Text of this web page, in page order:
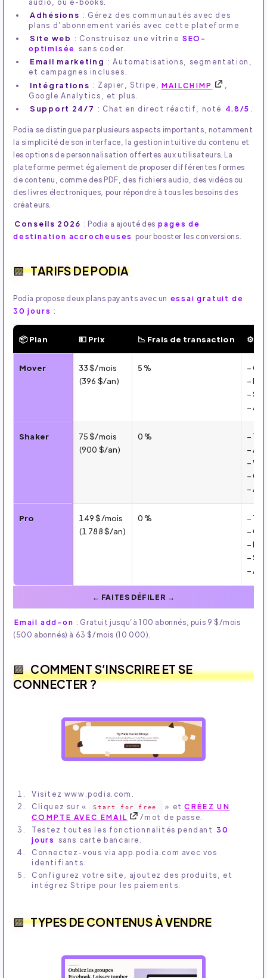
audio, ou e-books.
Adhésions : Gérez des communautés avec des
plans d’abonnement variés avec cette plateforme
Site web : Construisez une vitrine SEO-
optimisée sans coder.
Email marketing : Automatisations, segmentation,
et campagnes incluses.
Intégrations : Zapier, Stripe, MAILCHIMP
,
Google Analytics, et plus.
Support 24/7 : Chat en direct réactif, noté 4.8/5
Podia se distingue par plusieurs aspects importants, notamment
la simplicité de son interface, la gestion intuitive du contenu et
les options de personnalisation offertes aux utilisateurs. La
plateforme permet également de proposer différentes formes
de contenu, comme des PDF, des fichiers audio, des vidéos ou
des livres électroniques, pour répondre à tous les besoins des
créateurs.
Conseils 2026 : Podia a ajouté des pages de
destination accrocheuses pour booster les conversions.
TARIFS DE PODIA
Podia propose deux plans payants avec un essai gratuit de
30 jours :
💰 Tarifs et formules Mover vs Shaker (2026)
📦 Plan 💵 Prix 📉 Frais de transaction ⚙️
Mover
33 $/mois
(396 $/an)
5 %
–
–
–
–
Shaker
75 $/mois
(900 $/an)
0 %
–
–
–
–
–
Pro
149 $/mois
(1 788 $/an)
0 %
–
–
–
–
–
Email add-on : Gratuit jusqu’à 100 abonnés, puis 9 $/mois
(500 abonnés) à 63 $/mois (10 000).
COMMENT S’INSCRIRE ET SE
CONNECTER ?
Visitez www.podia.com.
Cliquez sur «
Start for free » etCRÉEZ UN
COMPTE AVEC EMAIL
/mot de passe.
Testez toutes les fonctionnalités pendant 30
jours sans carte bancaire.
Connectez-vous via app.podia.com avec vos
identifiants.
Configurez votre site, ajoutez des produits, et
intégrez Stripe pour les paiements.
TYPES DE CONTENUS À VENDRE